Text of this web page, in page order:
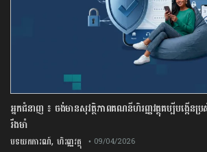
អ្នកជំនាញ ៖ ចង់មានសុវត្ថិភាពគណនីហិរញ្ញវត្ថុគប្បីបង្កើនប្
រឹងមាំ
បទយកការណ៍, ហិរញ្ញវត្ថុ • 09/04/2026